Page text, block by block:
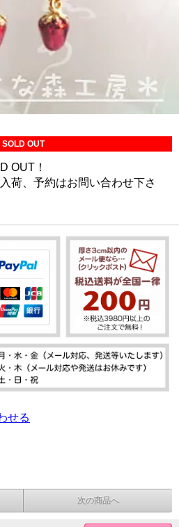
SOLD OUT
OUT！
入荷、予約はお問い合わせ下さ
せる
次の商品へ